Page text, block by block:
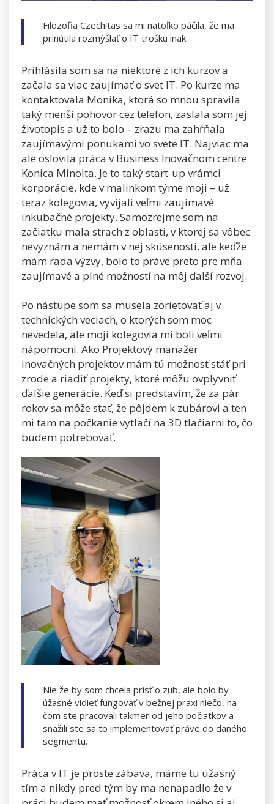
Filozofia Czechitas sa mi natoľko páčila, že ma
prinútila rozmýšlať o IT trošku inak.
Prihlásila som sa na niektoré z ich kurzov a
začala sa viac zaujímať o svet IT. Po kurze ma
kontaktovala Monika, ktorá so mnou spravila
taký menší pohovor cez telefon, zaslala som jej
životopis a už to bolo – zrazu ma zahŕňala
zaujímavými ponukami vo svete IT. Najviac ma
ale oslovila práca v Business Inovačnom centre
Konica Minolta. Je to taký start-up vrámci
korporácie, kde v malinkom týme moji – už
teraz kolegovia, vyvíjali veľmi zaujímavé
inkubačné projekty. Samozrejme som na
začiatku mala strach z oblasti, v ktorej sa vôbec
nevyznám a nemám v nej skúsenosti, ale keďže
mám rada výzvy, bolo to práve preto pre mňa
zaujímavé a plné možností na môj ďalší rozvoj.
Po nástupe som sa musela zorietovať aj v
technických veciach, o ktorých som moc
nevedela, ale moji kolegovia mi boli veľmi
nápomocní. Ako Projektový manažér
inovačných projektov mám tú možnosť stáť pri
zrode a riadiť projekty, ktoré môžu ovplyvniť
ďalšie generácie. Keď si predstavím, že za pár
rokov sa môže stať, že pôjdem k zubárovi a ten
mi tam na počkanie vytlačí na 3D tlačiarni to, čo
budem potrebovať.
Nie že by som chcela prísť o zub, ale bolo by
úžasné vidieť fungovať v bežnej praxi niečo, na
čom ste pracovali takmer od jeho počiatkov a
snažili ste sa to implementovať práve do daného
segmentu.
Práca v IT je proste zábava, máme tu úžasný
tím a nikdy pred tým by ma nenapadlo že v